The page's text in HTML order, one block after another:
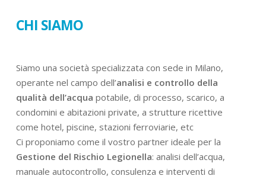
CHI SIAMO
Siamo una società specializzata con sede in Milano,
operante nel campo dell’analisi e controllo della
qualità dell’acqua potabile, di processo, scarico, a
condomini e abitazioni private, a strutture ricettive
come hotel, piscine, stazioni ferroviarie, etc
Ci proponiamo come il vostro partner ideale per la
Gestione del Rischio Legionella: analisi dell’acqua,
manuale autocontrollo, consulenza e interventi di